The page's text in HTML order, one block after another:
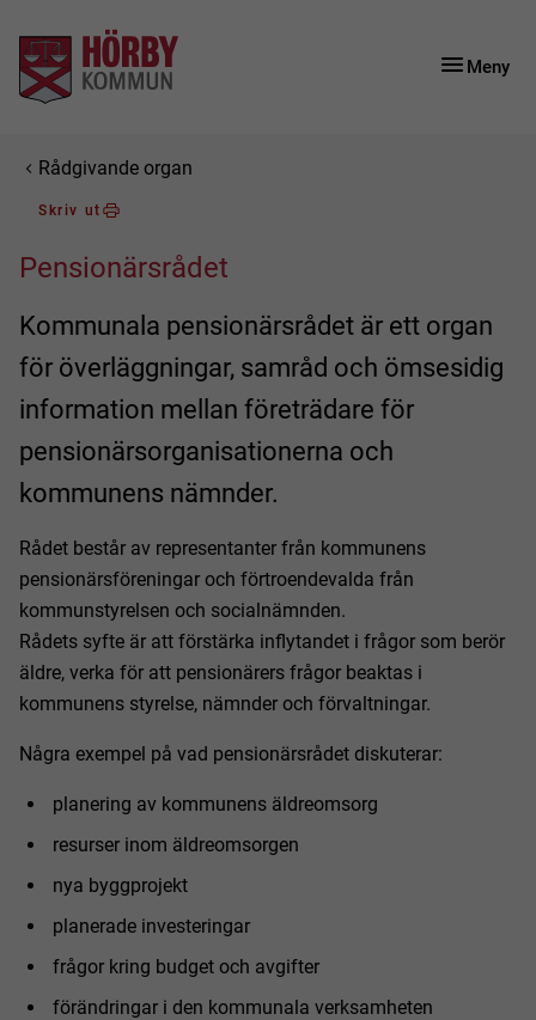
Gå till innehåll
Gå till huvudmeny
Gå till sidomeny
Meny
Du är här:
Rådgivande organ
Skriv ut
Pensionärsrådet
Kommunala pensionärsrådet är ett organ
för överläggningar, samråd och ömsesidig
information mellan företrädare för
pensionärsorganisationerna och
kommunens nämnder.
Rådet består av representanter från kommunens
pensionärsföreningar och förtroendevalda från
kommunstyrelsen och socialnämnden.
Rådets syfte är att förstärka inflytandet i frågor som berör
äldre, verka för att pensionärers frågor beaktas i
kommunens styrelse, nämnder och förvaltningar.
Några exempel på vad pensionärsrådet diskuterar:
planering av kommunens äldreomsorg
resurser inom äldreomsorgen
nya byggprojekt
planerade investeringar
frågor kring budget och avgifter
förändringar i den kommunala verksamheten